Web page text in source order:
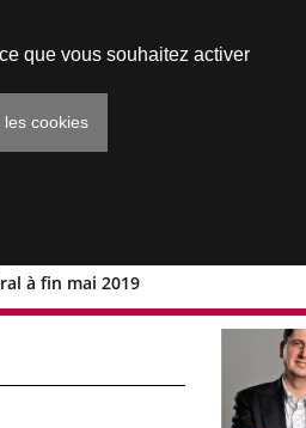
à fin mai 2019
du
que vous souhaitez activer
cookies